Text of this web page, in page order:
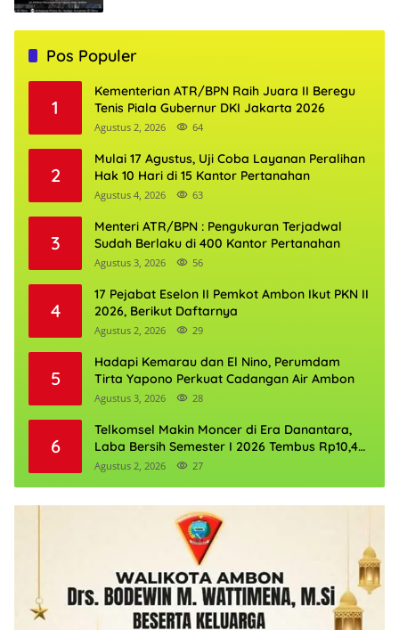
Pos Populer
1
Kementerian ATR/BPN Raih Juara II Beregu
Tenis Piala Gubernur DKI Jakarta 2026
Agustus 2, 2026 64
2
Mulai 17 Agustus, Uji Coba Layanan Peralihan
Hak 10 Hari di 15 Kantor Pertanahan
Agustus 4, 2026 63
3
Menteri ATR/BPN : Pengukuran Terjadwal
Sudah Berlaku di 400 Kantor Pertanahan
Agustus 3, 2026 56
4
17 Pejabat Eselon II Pemkot Ambon Ikut PKN II
2026, Berikut Daftarnya
Agustus 2, 2026 29
5
Hadapi Kemarau dan El Nino, Perumdam
Tirta Yapono Perkuat Cadangan Air Ambon
Agustus 3, 2026 28
6
Telkomsel Makin Moncer di Era Danantara,
Laba Bersih Semester I 2026 Tembus Rp10,4
Triliun
Agustus 2, 2026 27